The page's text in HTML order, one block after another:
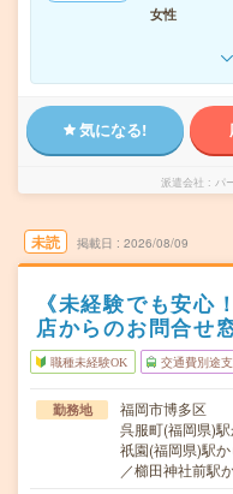
女性
気になる!
派遣会社 パ
未読 掲載日 2026/08/09
《未経験でも安心
店からのお問合せ
職種未経験OK 交通費別途
勤務地
福岡市博多区
呉服町(福岡県)
祇園(福岡県)駅
／櫛田神社前駅